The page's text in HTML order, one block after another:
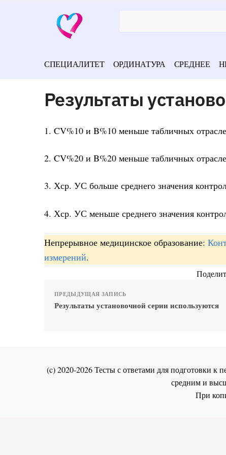
СПЕЦИАЛИТЕТ ОРДИНАТУРА СРЕДНЕЕ
Результаты
1. CV%10 и B%10 меньше табличных
2. CV%20 и B%20 меньше табличных
3. Хср. УС больше среднего значения
4. Хср. УС меньше среднего значения
Непрерывное медицинское образование:
измерений.
ПРЕДЫДУЩАЯ ЗАПИСЬ
Результаты установочной серии используются
(c) 2020-2026 Тесты с ответами для подготовки к
средним и
При